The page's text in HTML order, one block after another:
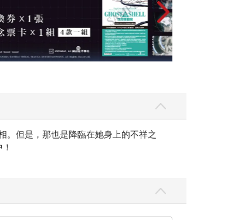
。但是，那也是降臨在她身上的不祥之